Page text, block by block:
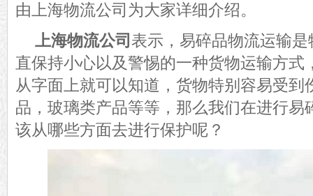
由上海物流公司为大家详细介绍。
上海物流公司表示，易碎品物流运输
直保持小心以及警惕的一种货物运输方式
从字面上就可以知道，货物特别容易受到
品，玻璃类产品等等，那么我们在进行易
该从哪些方面去进行保护呢？